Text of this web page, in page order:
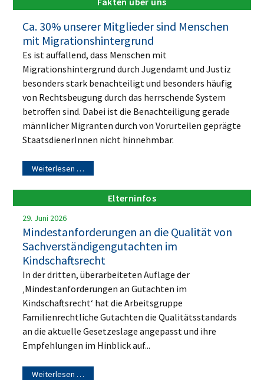
Ca. 30% unserer Mitglieder sind Menschen
mit Migrationshintergrund
Es ist auffallend, dass Menschen mit
Migrationshintergrund durch Jugendamt und Justiz
besonders stark benachteiligt und besonders häufig
von Rechtsbeugung durch das herrschende System
betroffen sind. Dabei ist die Benachteiligung gerade
männlicher Migranten durch von Vorurteilen geprägte
StaatsdienerInnen nicht hinnehmbar.
Weiterlesen …
Elterninfos
29. Juni 2026
Mindestanforderungen an die Qualität von
Sachverständigengutachten im
Kindschaftsrecht
In der dritten, überarbeiteten Auflage der
‚Mindestanforderungen an Gutachten im
Kindschaftsrecht‘ hat die Arbeitsgruppe
Familienrechtliche Gutachten die Qualitätsstandards
an die aktuelle Gesetzeslage angepasst und ihre
Empfehlungen im Hinblick auf...
Weiterlesen …